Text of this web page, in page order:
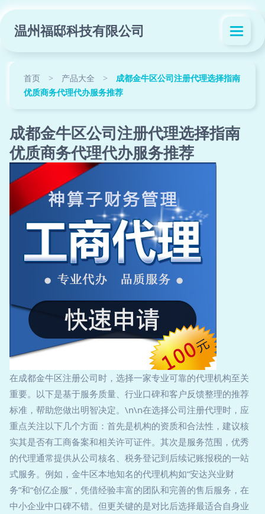
温州福邸科技有限公司
首页 > 产品大全 >
成都金牛区公司注册代理选择指南
优质商务代理代办服务推荐
成都金牛区公司注册代理选择指南
优质商务代理代办服务推荐
在成都金牛区注册公司时，选择一家专业可靠的代理机构至关
重要。以下是基于服务质量、行业口碑和客户反馈整理的推荐
标准，帮助您做出明智决定。\n\n在选择公司注册代理时，应
重点关注以下几个方面：首先是机构的资质和合法性，建议核
实其是否有工商备案和相关许可证件。其次是服务范围，优秀
的代理通常提供从公司核名、税务登记到后续记账报税的一站
式服务。例如，金牛区本地知名的代理机构如“安达兴业财
务”和“创亿企服”，凭借经验丰富的团队和完善的售后服务，在
中小企业中口碑不错。但更关键的是对比后选择最适合自身业